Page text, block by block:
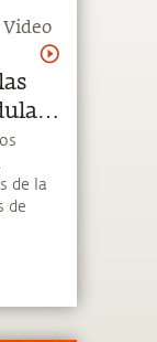
Video
de la
de